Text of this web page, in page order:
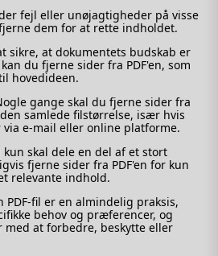
fejl eller unøjagtigheder på visse
dem for at rette indholdet.
sikre, at dokumentets budskab er
du fjerne sider fra PDF'en, som
hovedideen.
gange skal du fjerne sider fra
samlede filstørrelse, især hvis
e-mail eller online platforme.
skal dele en del af et stort
fjerne sider fra PDF'en for kun
relevante indhold.
PDF-fil er en almindelig praksis,
behov og præferencer, og
at forbedre, beskytte eller